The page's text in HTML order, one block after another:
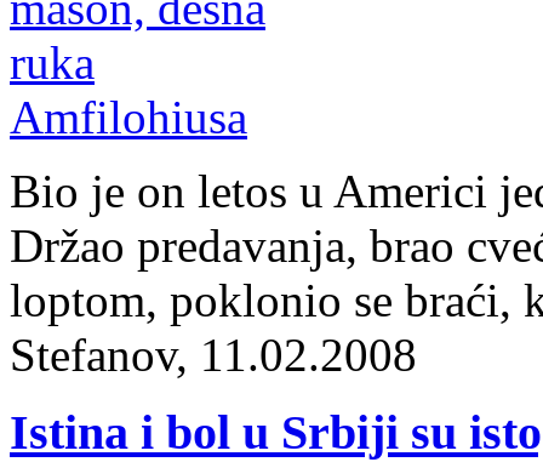
Bio je on letos u Americi
Držao predavanja, brao
loptom, poklonio se braći,
Stefanov, 11.02.2008
Istina i bol u Srbiji su